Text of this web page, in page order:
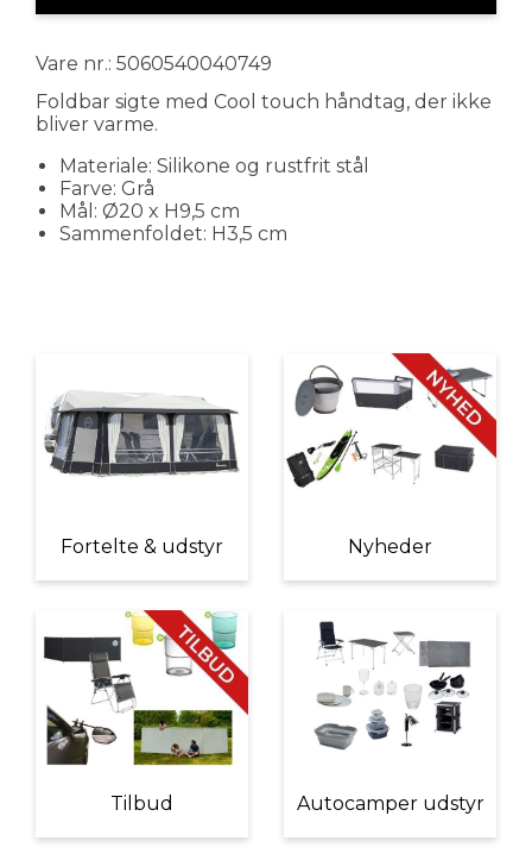
Vare nr.: 5060540040749
Foldbar sigte med Cool touch håndtag, der ikke
bliver varme.
Materiale: Silikone og rustfrit stål
Farve: Grå
Mål: Ø20 x H9,5 cm
Sammenfoldet: H3,5 cm
Fortelte & udstyr Nyheder
Tilbud Autocamper udstyr